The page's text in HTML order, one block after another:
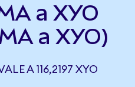
a XYO
a XYO)
A 116,2197 XYO